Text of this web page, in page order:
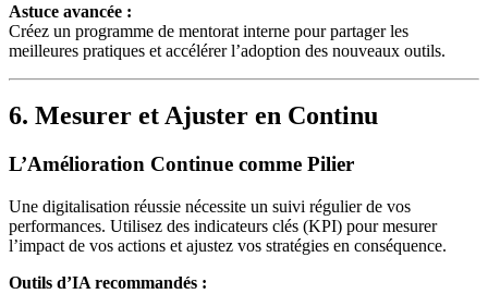
Astuce avancée :
Créez un programme de mentorat interne pour partager les
meilleures pratiques et accélérer l’adoption des nouveaux outils.
6. Mesurer et Ajuster en Continu
L’Amélioration Continue comme Pilier
Une digitalisation réussie nécessite un suivi régulier de vos
performances. Utilisez des indicateurs clés (KPI) pour mesurer
l’impact de vos actions et ajustez vos stratégies en conséquence.
Outils d’IA recommandés :